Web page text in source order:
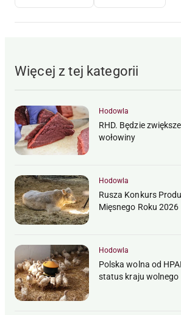
Więcej z tej kategorii
Hodowla
RHD. Będzie
wołowiny
Hodowla
Rusza Konkurs
Mięsnego Roku 2026
Hodowla
Polska wolna od
status kraju wolnego